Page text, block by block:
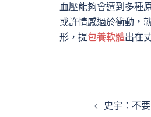
血壓能夠會遭到多種
或許情感過於衝動，
形，提包養軟體出在
史宇：不